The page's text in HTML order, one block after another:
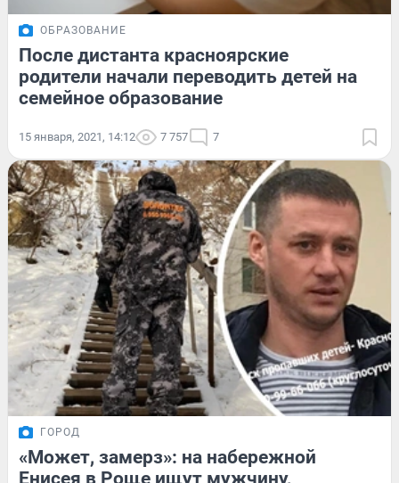
ОБРАЗОВАНИЕ
После дистанта красноярские
родители начали переводить детей на
семейное образование
15 января, 2021, 14:12 7 757 7
ГОРОД
«Может, замерз»: на набережной
Енисея в Роще ищут мужчину,